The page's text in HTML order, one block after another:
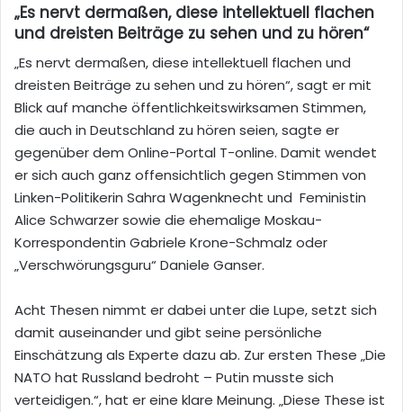
„Es nervt dermaßen, diese intellektuell flachen
und dreisten Beiträge zu sehen und zu hören“
„Es nervt dermaßen, diese intellektuell flachen und
dreisten Beiträge zu sehen und zu hören“, sagt er mit
Blick auf manche öffentlichkeitswirksamen Stimmen,
die auch in Deutschland zu hören seien, sagte er
gegenüber dem Online-Portal T-online. Damit wendet
er sich auch ganz offensichtlich gegen Stimmen von
Linken-Politikerin Sahra Wagenknecht und Feministin
Alice Schwarzer sowie die ehemalige Moskau-
Korrespondentin Gabriele Krone-Schmalz oder
„Verschwörungsguru“ Daniele Ganser.
Acht Thesen nimmt er dabei unter die Lupe, setzt sich
damit auseinander und gibt seine persönliche
Einschätzung als Experte dazu ab. Zur ersten These „Die
NATO hat Russland bedroht – Putin musste sich
verteidigen.“, hat er eine klare Meinung. „Diese These ist